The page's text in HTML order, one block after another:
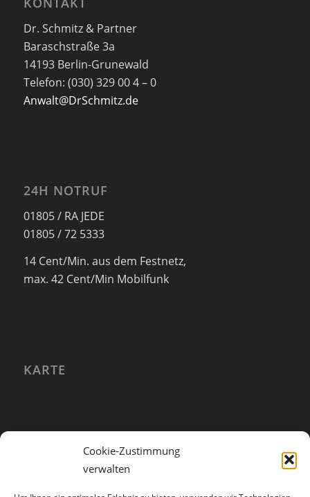
Cookie-Zustimmung
verwalten
Dr. Schmitz & Partner
Baraschstraße 3a
14193 Berlin-Grunewald
Telefon: (030) 329 00 4 – 0
Anwalt@DrSchmitz.de
24H NOTRUF
01805 / RA JEDE
01805 / 72 5333
14 Cent/Min. aus dem Festnetz,
max. 42 Cent/Min Mobilfunk
KARTE